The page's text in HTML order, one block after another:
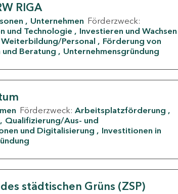
RIGA
Unternehmen Förderzweck:
und Technologie
Investieren und Wachsen
Personal
Förderung von
und Beratung Unternehmensgründung
Förderzweck: Arbeitsplatzförderung
Qualifizierung/Aus- und
und Digitalisierung
Investitionen in
städtischen Grüns (ZSP)